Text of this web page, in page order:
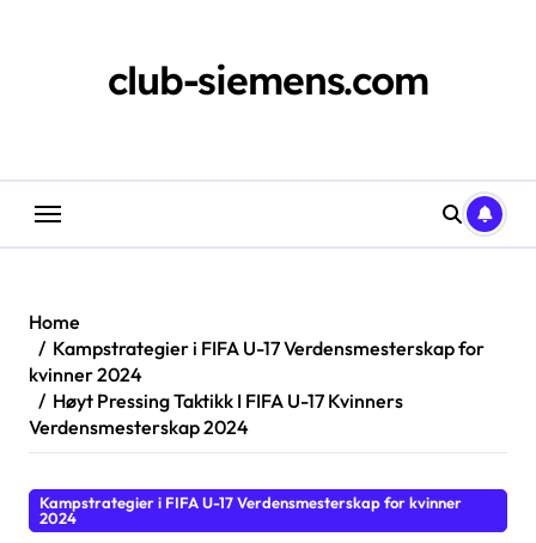
club-siemens.com
Home
Kampstrategier i FIFA U-17 Verdensmesterskap for
kvinner 2024
Høyt Pressing Taktikk I FIFA U-17 Kvinners
Verdensmesterskap 2024
Kampstrategier i FIFA U-17 Verdensmesterskap for kvinner
2024